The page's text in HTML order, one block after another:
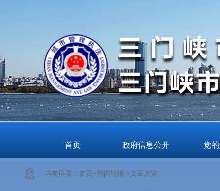
首页 政府信息公开 党
当前位置： 首页>新闻轮播 >文章浏览